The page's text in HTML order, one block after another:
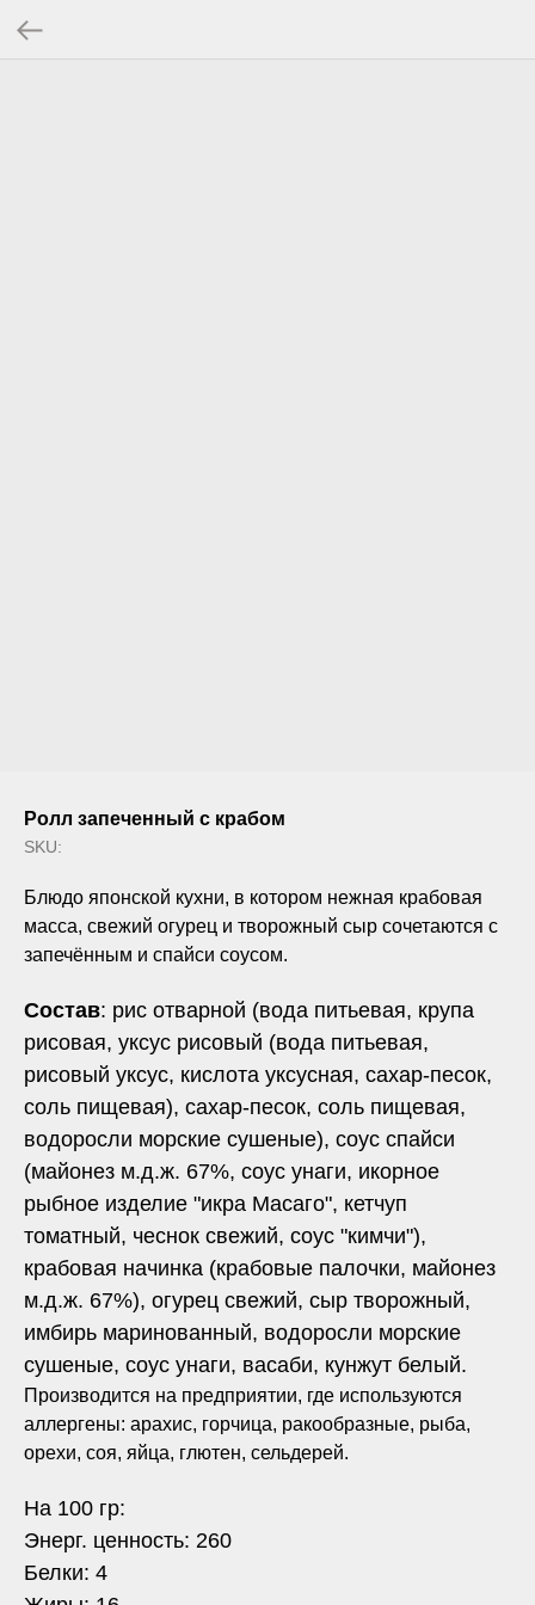
Ролл запеченный с крабом
SKU:
Блюдо японской кухни, в котором нежная крабовая
масса, свежий огурец и творожный сыр сочетаются с
запечённым и спайси соусом.
Состав: рис отварной (вода питьевая, крупа
рисовая, уксус рисовый (вода питьевая,
рисовый уксус, кислота уксусная, сахар-песок,
соль пищевая), сахар-песок, соль пищевая,
водоросли морские сушеные), соус спайси
(майонез м.д.ж. 67%, соус унаги, икорное
рыбное изделие "икра Масаго", кетчуп
томатный, чеснок свежий, соус "кимчи"),
крабовая начинка (крабовые палочки, майонез
м.д.ж. 67%), огурец свежий, сыр творожный,
имбирь маринованный, водоросли морские
сушеные, соус унаги, васаби, кунжут белый.
Производится на предприятии, где используются
аллергены: арахис, горчица, ракообразные, рыба,
орехи, соя, яйца, глютен, сельдерей.
На 100 гр:
Энерг. ценность: 260
Белки: 4